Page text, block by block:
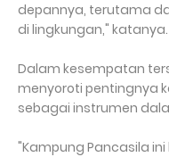
depannya, terutama
di lingkungan," katanya.
Dalam kesempatan
menyoroti pentingnya
sebagai instrumen
"Kampung Pancasila